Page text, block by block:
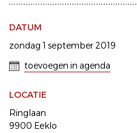
DATUM
zondag 1 september 2019
toevoegen in agenda
LOCATIE
Ringlaan
9900 Eeklo